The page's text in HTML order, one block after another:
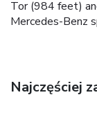
Tor (984 feet)
Mercedes-Benz
Najczęściej